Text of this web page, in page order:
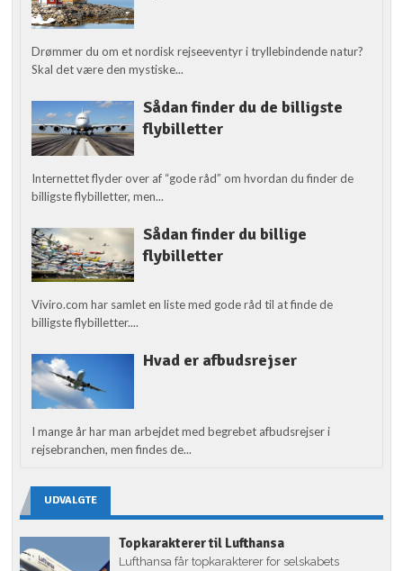
Drømmer du om et nordisk rejseeventyr i tryllebindende natur?
Skal det være den mystiske...
Sådan finder du de billigste
flybilletter
Internettet flyder over af “gode råd” om hvordan du finder de
billigste flybilletter, men...
Sådan finder du billige
flybilletter
Viviro.com har samlet en liste med gode råd til at finde de
billigste flybilletter....
Hvad er afbudsrejser
I mange år har man arbejdet med begrebet afbudsrejser i
rejsebranchen, men findes de...
UDVALGTE
Topkarakterer til Lufthansa
Lufthansa får topkarakterer for selskabets